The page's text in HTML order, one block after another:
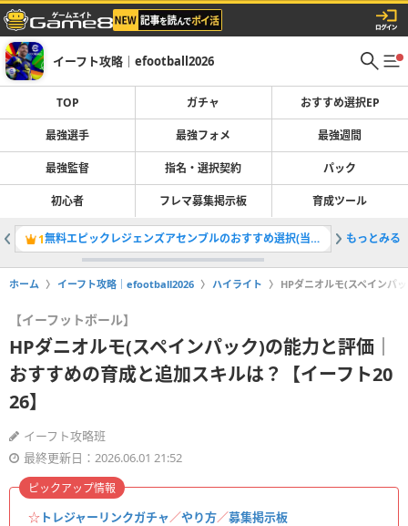
イーフト攻略｜efootball2026
TOP ガチャ おすすめ選択EP
最強選手 最強フォメ 最強週間
最強監督 指名・選択契約 パック
初心者 フレマ募集掲示板 育成ツール
1 無料エピックレジェンズアセンブルのおすすめ選択(当たり)選手ランキングと引き方 2最強選
もっとみる
ホーム イーフト攻略｜efootball2026 ハイライト HPダニオルモ(スペインパ
【イーフットボール】
HPダニオルモ(スペインパック)の能力と評価｜
おすすめの育成と追加スキルは？【イーフト20
26】
イーフト攻略班
最終更新日：2026.06.01 21:52
☆ トレジャーリンクガチャ／やり方／募集掲示板
ピックアップ情報